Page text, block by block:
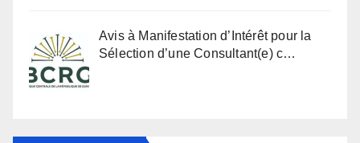
Avis à Manifestation d’Intérêt pour la
Sélection d’une Consultant(e) c…